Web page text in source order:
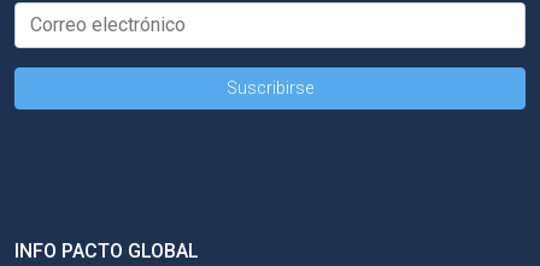
INFO PACTO GLOBAL